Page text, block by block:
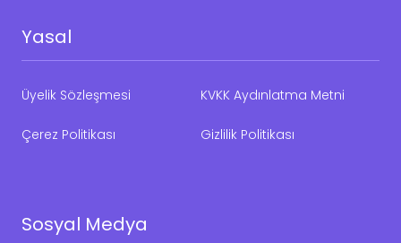
Yasal
Üyelik Sözleşmesi KVKK Aydınlatma Metni
Çerez Politikası Gizlilik Politikası
Sosyal Medya